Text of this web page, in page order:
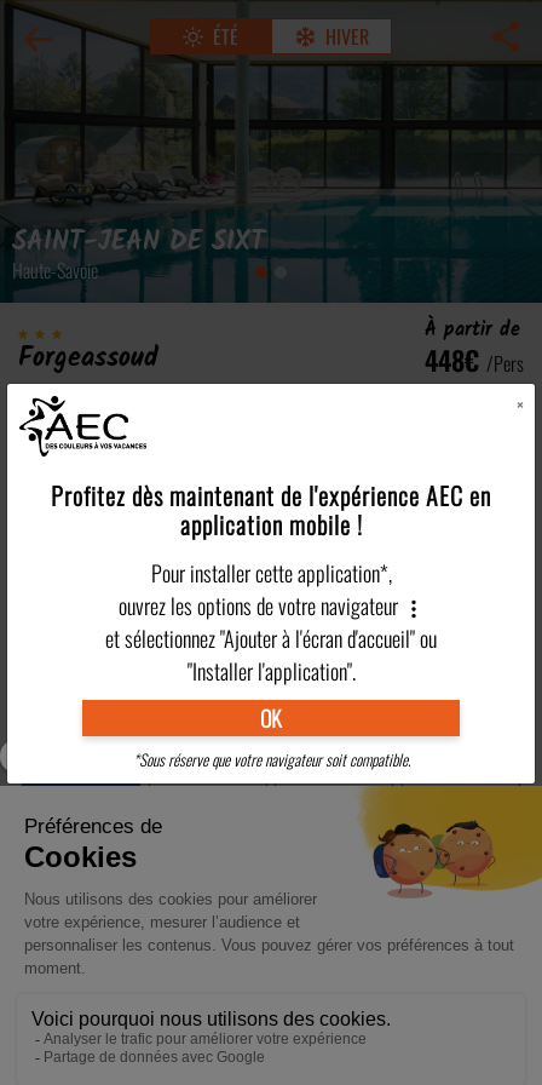
ÉTÉ HIVER
SAINT-JEAN DE SIXT
Haute-Savoie
Forgeassoud
À partir de
448€ /pers
Village vacances
Voir tous les tarifs
Les points forts
Situation Clubs enfants
Plus en détails
vacances Hébergement Restauration Adultes
Clubs Enfants Région
VILLAGE VACANCES AVEC CLUBS ENFANTS EN HAUTE-SAVOIE
Activités variées pour les enfants de 3 mois à 17 ans
RÉSERVER
×
Profitez dès maintenant de l'expérience AEC en
application mobile !
Pour installer cette application*,
ouvrez les options de votre navigateur
et sélectionnez "Ajouter à l'écran d'accueil" ou
"Installer l'application".
OK
*Sous réserve que votre navigateur soit compatible.